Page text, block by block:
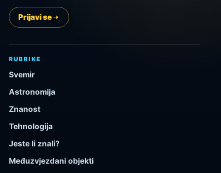
Prijavi se
RUBRIKE
Svemir
Astronomija
Znanost
Tehnologija
Jeste li znali?
Međuzvjezdani objekti